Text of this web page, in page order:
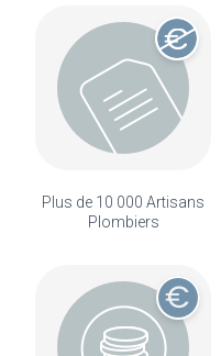
Plus de 10 000 Artisans
Plombiers